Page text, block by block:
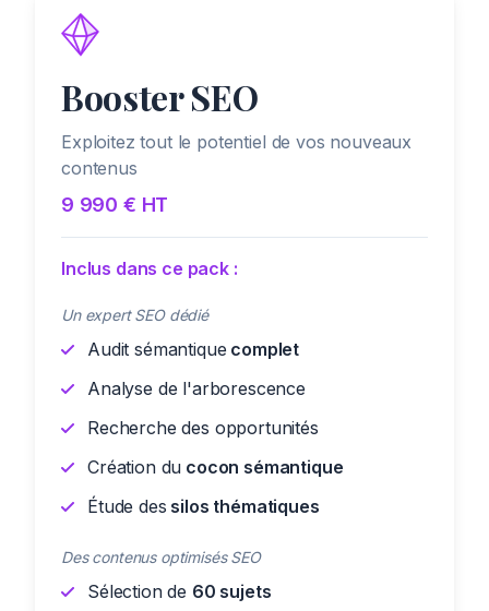
Booster SEO
Exploitez tout le potentiel de vos nouveaux
contenus
9 990 € HT
Inclus dans ce pack :
Un expert SEO dédié
Audit sémantique complet
Analyse de l'arborescence
Recherche des opportunités
Création du cocon sémantique
Étude des silos thématiques
Des contenus optimisés SEO
Sélection de 60 sujets